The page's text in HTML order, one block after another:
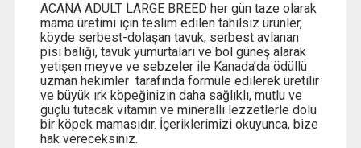
ACANA ADULT LARGE BREED her gün taze olarak
mama üretimi için teslim edilen tahılsız ürünler,
köyde serbest-dolaşan tavuk, serbest avlanan
pisi balığı, tavuk yumurtaları ve bol güneş alarak
yetişen meyve ve sebzeler ile Kanada’da ödüllü
uzman hekimler tarafında formüle edilerek üretilir
ve büyük ırk köpeğinizin daha sağlıklı, mutlu ve
güçlü tutacak vitamin ve mineralli lezzetlerle dolu
bir köpek mamasıdır. İçeriklerimizi okuyunca, bize
hak vereceksiniz.